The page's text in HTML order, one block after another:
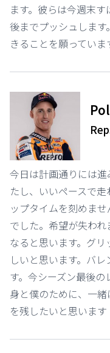
ます。彼らは今週末
後までプッシュしま
きることを願っていま
今日は計画通りには
たし、いいペースで
ップタイムを刻めま
でした。希望が失わ
なると思います。グ
しいと思います。バ
す。今シーズン最後
身と僕のために、一
を残したいと思います